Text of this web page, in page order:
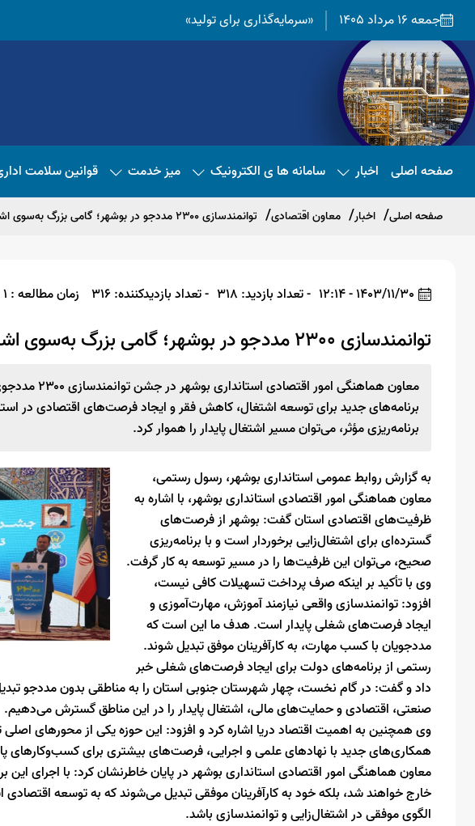
جمعه 16 مرداد 1405 «سرمایه‌گذاری برای تولید»
صفحه اصلی اخبار سامانه ها ی الکترونیک میز خدمت قوانین سلامت
صفحه اصلی اخبار معاون اقتصادی توانمندسازی ۲۳۰۰ مددجو در بوشهر؛ گامی بزرگ به‌سوی اشتغال پایدار در استان
1403/11/30 - 12:14 - تعداد بازدید: 318 - تعداد بازدیدکننده: 316 زمان مطالعه : 1 دقیقه
توانمندسازی ۲۳۰۰ مددجو در بوشهر؛ گامی بزرگ به‌سوی اشتغال پایدار در استان
معاون هماهنگی
برنامه‌های جدید برای توسعه اشتغال، کاهش فقر و ایجاد فرصت‌های اقتصادی در
برنامه‌ریزی مؤثر، می‌توان مسیر اشتغال پایدار را هموار کرد.
به گزارش روابط عمومی استانداری بوشهر، رسول رستمی،
معاون هماهنگی امور اقتصادی استانداری بوشهر، با اشاره به
ظرفیت‌های اقتصادی استان گفت: بوشهر از فرصت‌های
گسترده‌ای برای اشتغال‌زایی برخوردار است و با برنامه‌ریزی
صحیح، می‌توان این ظرفیت‌ها را در مسیر توسعه به کار گرفت.
وی با تأکید بر اینکه صرف پرداخت تسهیلات کافی نیست،
افزود: توانمندسازی واقعی نیازمند آموزش، مهارت‌آموزی و
ایجاد فرصت‌های شغلی پایدار است. هدف ما این است که
مددجویان با کسب مهارت، به کارآفرینان موفق تبدیل شوند.
رستمی از برنامه‌های دولت برای ایجاد فرصت‌های شغلی خبر
داد و گفت: در گام نخست، چهار شهرستان جنوبی استان را به مناطقی بدون مددجو
صنعتی، اقتصادی و حمایت‌های مالی، اشتغال پایدار را در این مناطق گسترش می‌دهیم.
وی همچنین به اهمیت اقتصاد دریا اشاره کرد و افزود: این حوزه یکی از محورهای
همکاری‌های جدید با نهادهای علمی و اجرایی، فرصت‌های بیشتری برای کسب‌وکارهای
معاون هماهنگی امور اقتصادی استانداری بوشهر در پایان خاطرنشان کرد: با اجرای این
خارج خواهند شد، بلکه خود به کارآفرینان موفقی تبدیل می‌شوند که به توسعه
الگوی موفقی در اشتغال‌زایی و توانمندسازی باشد.